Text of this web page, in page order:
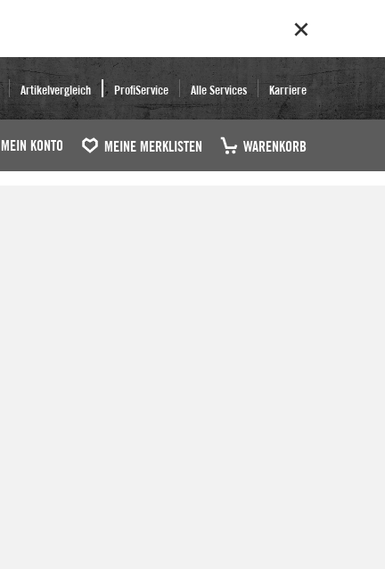
Artikelvergleich ProfiService Alle Services Karriere
MEIN KONTO MEINE MERKLISTEN WARENKORB